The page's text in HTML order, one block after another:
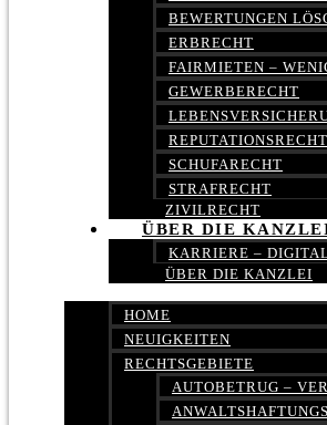
BEWERTUNGEN
ERBRECHT
FAIRMIETEN –
GEWERBERECHT
SCHUFARECHT
STRAFRECHT
ZIVILRECHT
ÜBER DIE
KARRIERE –
ÜBER DIE KANZLEI
HOME
NEUIGKEITEN
RECHTSGEBIETE
AUTOBETRUG –